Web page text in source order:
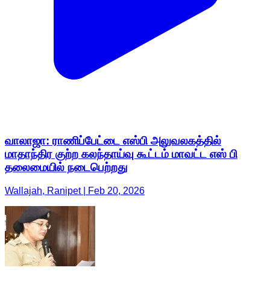
வாலாஜா: ராணிப்பேட்டை எஸ்பி அலுவலகத்தில்
மாதாந்திர குற்ற கலந்தாய்வு கூட்டம் மாவட்ட எஸ் பி
தலைமையில் நடைபெற்றது
Wallajah, Ranipet | Feb 20, 2026